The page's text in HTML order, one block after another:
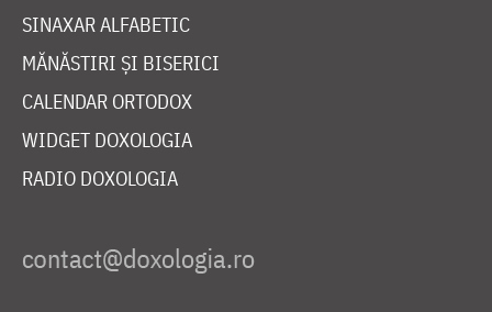
SINAXAR ALFABETIC
MĂNĂSTIRI ȘI BISERICI
CALENDAR ORTODOX
WIDGET DOXOLOGIA
RADIO DOXOLOGIA